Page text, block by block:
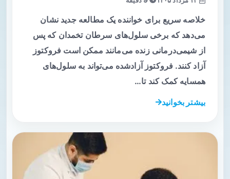
خلاصه سریع برای خواننده یک مطالعه جدید نشان
می‌دهد که برخی سلول‌های سرطان تخمدان که پس
از شیمی‌درمانی زنده می‌مانند ممکن است فروکتوز
آزاد کنند. فروکتوز آزادشده می‌تواند به سلول‌های
همسایه کمک کند تا…
بیشتر بخوانید